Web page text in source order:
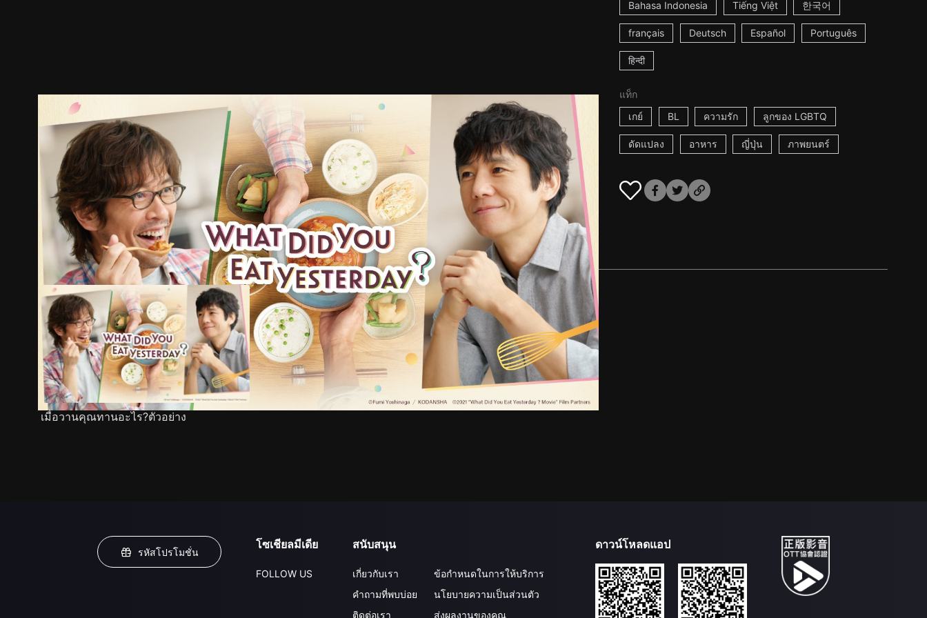
Bahasa Indonesia Tiếng Việt 한국어
français Deutsch Español Português
हिन्दी
แท็ก
เกย์
BL ความรัก ลูกของ LGBTQ
ดัดแปลง อาหาร ญี่ปุ่น ภาพยนตร์
ตัวอย่าง ภาพนิ่ง เนื้อหาที่แนะนำ รายละเอียด
เมื่อวานคุณทานอะไร?ตัวอย่าง
รหัสโปรโมชั่น
โซเชียลมีเดีย
FOLLOW US
สนับสนุน
เกี่ยวกับเรา
คำถามที่พบบ่อย
ติดต่อเรา
ข้อกำหนดในการให้บริการ
นโยบายความเป็นส่วนตัว
ส่งผลงานของคุณ
ดาวน์โหลดแอป